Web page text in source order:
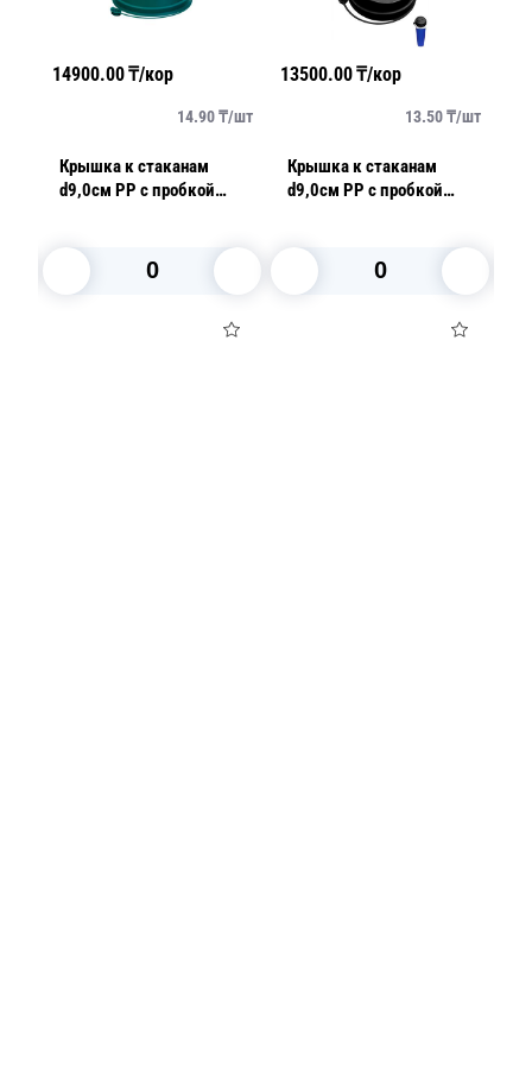
14900.00₸/кор
14.90₸/шт
Крышка к стаканам
d9,0см PP с пробкой
13500.00₸/кор
13.50₸/шт
Крышка к стаканам
d9,0см PP с пробкой